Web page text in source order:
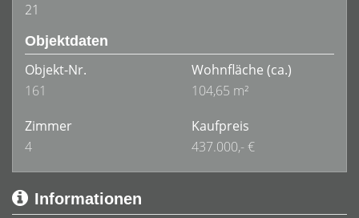
21
Objektdaten
Objekt-Nr.
161
Wohnfläche (ca.)
104,65 m²
Zimmer
4
Kaufpreis
437.000,- €
Informationen